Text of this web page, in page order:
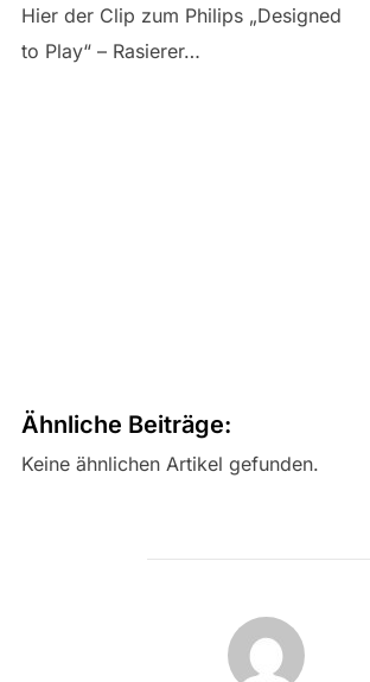
Hier der Clip zum Philips „Designed
to Play“ – Rasierer…
Ähnliche Beiträge:
Keine ähnlichen Artikel gefunden.
BEITRAGSAUTOR